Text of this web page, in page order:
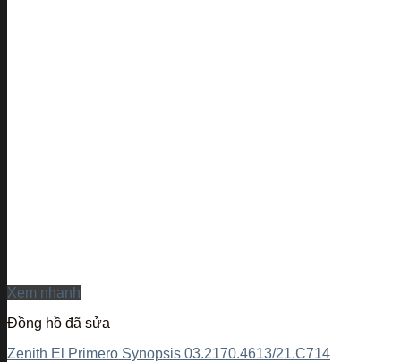
Xem nhanh
Đồng hồ đã sửa
Zenith El Primero Synopsis 03.2170.4613/21.C714